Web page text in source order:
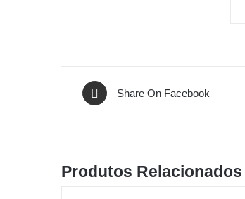
Share On Facebook
Produtos Relacionados